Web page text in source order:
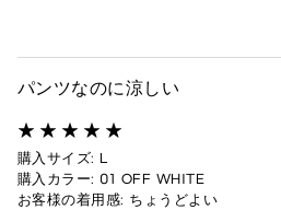
パンツなのに涼しい
購入サイズ: L
購入カラー: 01 OFF WHITE
お客様の着用感: ちょうどよい